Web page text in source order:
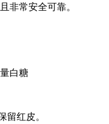
非常安全可靠。
白糖
红皮。